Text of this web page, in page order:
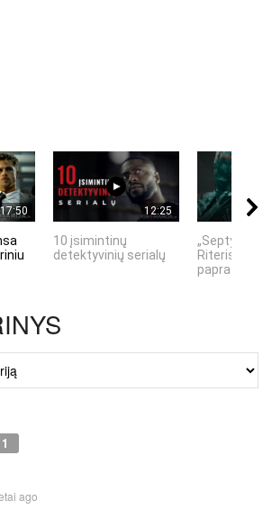
17:50 12:25
10 įsimintinų
detektyvinių serialų
„Septynių
Riteris" – kai
1
ago